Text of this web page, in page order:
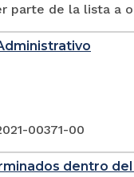
parte de la lista a
00371-00
dentro